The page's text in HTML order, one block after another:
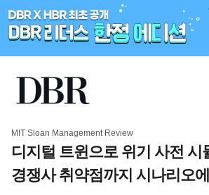
MIT Sloan Management Review
디지털 트윈으로 위기 사전 시
경쟁사 취약점까지 시나리오